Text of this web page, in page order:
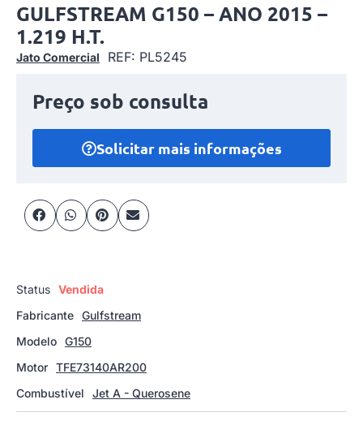
GULFSTREAM G150 – ANO 2015 –
1.219 H.T.
Jato Comercial REF: PL5245
Preço sob consulta
Solicitar mais informações
Status Vendida
Fabricante Gulfstream
Modelo G150
Motor TFE73140AR200
Combustível
Jet A - Querosene